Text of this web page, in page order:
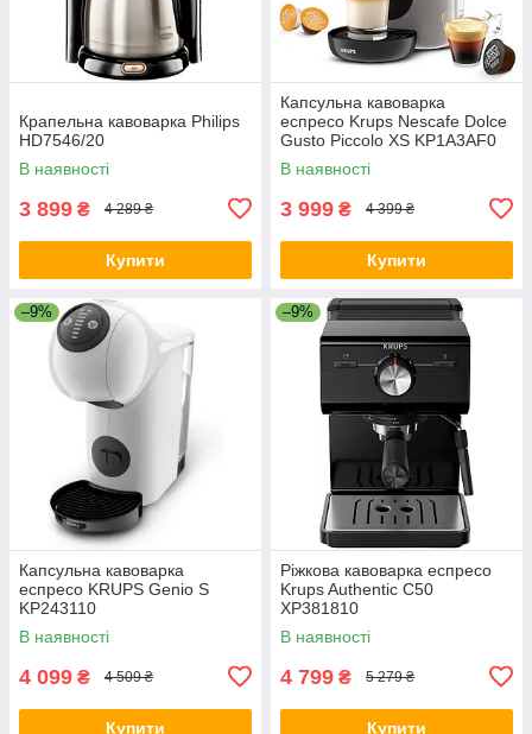
Крапельна кавоварка Philips
HD7546/20
В наявності
3 899 ₴ 4 289 ₴
Купити
Капсульна кавоварка
еспресо Krups Nescafe Dolce
Gusto Piccolo XS KP1A3AF0
В наявності
3 999 ₴ 4 399 ₴
Купити
–9%
Капсульна кавоварка
еспресо KRUPS Genio S
KP243110
В наявності
4 099 ₴ 4 509 ₴
Купити
–9%
Ріжкова кавоварка еспресо
Krups Authentic C50
XP381810
В наявності
4 799 ₴ 5 279 ₴
Купити